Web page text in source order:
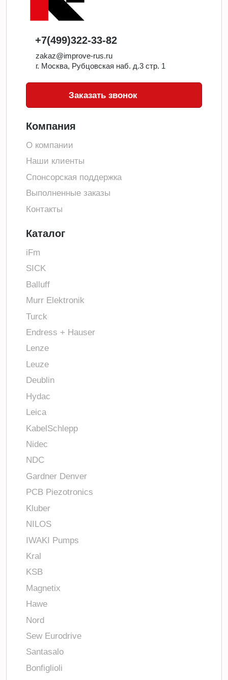
+7(499)322-33-82
zakaz@improve-rus.ru
г. Москва, Рубцовская наб. д.3 стр. 1
Заказать звонок
Компания
О компании
Наши клиенты
Спонсорская поддержка
Выполненные заказы
Контакты
Каталог
iFm
SICK
Balluff
Murr Elektronik
Turck
Endress + Hauser
Lenze
Leuze
Deublin
Hydac
Leica
KabelSchlepp
Nidec
NDC
Gardner Denver
PCB Piezotronics
Kluber
NILOS
IWAKI Pumps
Kral
KSB
Magnetix
Hawe
Nord
Sew Eurodrive
Santasalo
Bonfiglioli